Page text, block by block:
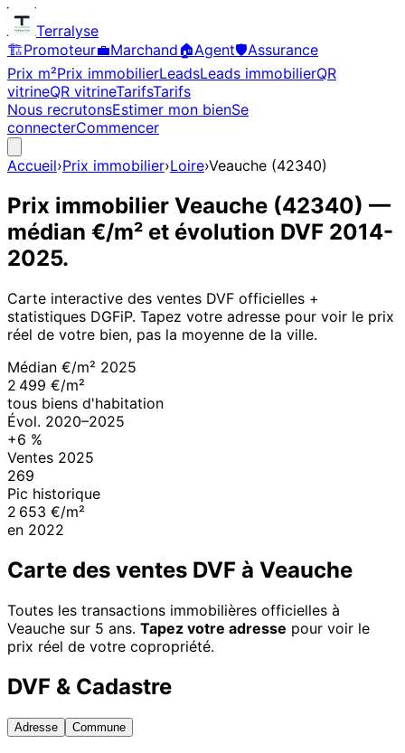
Terralyse
🏗️Promoteur💼Marchand🏠Agent🛡️Assurance
Prix m²Prix immobilierLeadsLeads immobilierQR
vitrineQR vitrineTarifsTarifs
Nous recrutonsEstimer mon bienSe
connecterCommencer
Accueil›Prix immobilier›Loire›Veauche (42340)
Prix immobilier Veauche (42340) —
médian €/m² et évolution DVF 2014-
2025.
Carte interactive des ventes DVF officielles +
statistiques DGFiP. Tapez votre adresse pour voir le prix
réel de votre bien, pas la moyenne de la ville.
Médian €/m² 2025
2 499 €/m²
tous biens d'habitation
Évol. 2020–2025
+6 %
Ventes 2025
269
Pic historique
2 653 €/m²
en 2022
Carte des ventes DVF à Veauche
Toutes les transactions immobilières officielles à
Veauche sur 5 ans. Tapez votre adresse pour voir le
prix réel de votre copropriété.
DVF & Cadastre
Adresse Commune